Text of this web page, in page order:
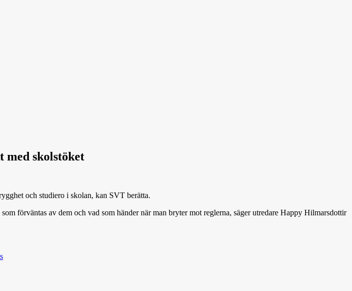
med skolstöket
och studiero i skolan, kan SVT berätta.
förväntas av dem och vad som händer när man bryter mot reglerna, säger utredare Happy Hilmarsdottir